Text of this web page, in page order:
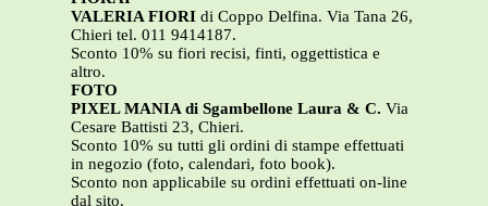
VALERIA FIORI di Coppo Delfina. Via Tana 26,
Chieri tel. 011 9414187.
Sconto 10% su fiori recisi, finti, oggettistica e
altro.
FOTO
PIXEL MANIA di Sgambellone Laura & C. Via
Cesare Battisti 23, Chieri.
Sconto 10% su tutti gli ordini di stampe effettuati
in negozio (foto, calendari, foto book).
Sconto non applicabile su ordini effettuati on-line
dal sito.